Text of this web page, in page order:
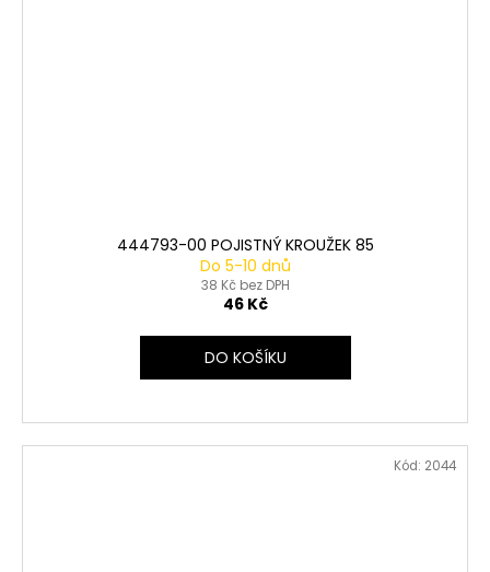
444793-00 POJISTNÝ KROUŽEK 85
Do 5-10 dnů
38 Kč bez DPH
46 Kč
DO KOŠÍKU
Kód: 2044